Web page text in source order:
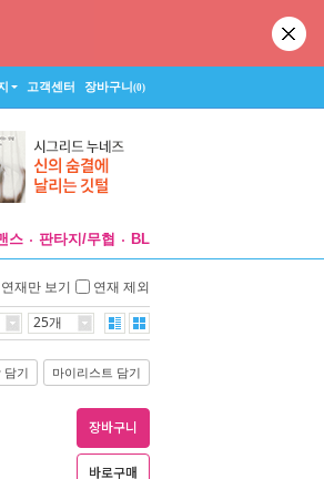
고객센터 장바구니(0)
스 판타지/무협 BL
연재만 보기 연재 제외
25개
담기 마이리스트 담기
장바구니
바로구매